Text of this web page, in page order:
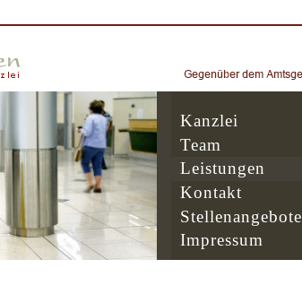
Kanzlei
Team
Leistungen
Kontakt
Stellenangebote
Impressum